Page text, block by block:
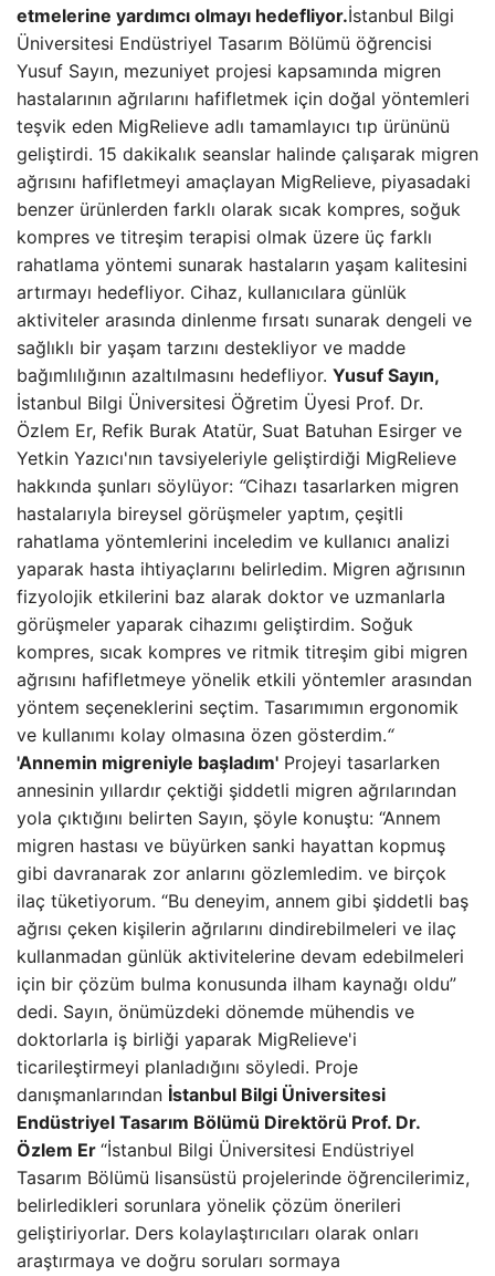
etmelerine yardımcı olmayı hedefliyor.İstanbul Bilgi
Üniversitesi Endüstriyel Tasarım Bölümü öğrencisi
Yusuf Sayın, mezuniyet projesi kapsamında migren
hastalarının ağrılarını hafifletmek için doğal yöntemleri
teşvik eden MigRelieve adlı tamamlayıcı tıp ürününü
geliştirdi. 15 dakikalık seanslar halinde çalışarak migren
ağrısını hafifletmeyi amaçlayan MigRelieve, piyasadaki
benzer ürünlerden farklı olarak sıcak kompres, soğuk
kompres ve titreşim terapisi olmak üzere üç farklı
rahatlama yöntemi sunarak hastaların yaşam kalitesini
artırmayı hedefliyor. Cihaz, kullanıcılara günlük
aktiviteler arasında dinlenme fırsatı sunarak dengeli ve
sağlıklı bir yaşam tarzını destekliyor ve madde
bağımlılığının azaltılmasını hedefliyor. Yusuf Sayın,
İstanbul Bilgi Üniversitesi Öğretim Üyesi Prof. Dr.
Özlem Er, Refik Burak Atatür, Suat Batuhan Esirger ve
Yetkin Yazıcı'nın tavsiyeleriyle geliştirdiği MigRelieve
hakkında şunları söylüyor: “Cihazı tasarlarken migren
hastalarıyla bireysel görüşmeler yaptım, çeşitli
rahatlama yöntemlerini inceledim ve kullanıcı analizi
yaparak hasta ihtiyaçlarını belirledim. Migren ağrısının
fizyolojik etkilerini baz alarak doktor ve uzmanlarla
görüşmeler yaparak cihazımı geliştirdim. Soğuk
kompres, sıcak kompres ve ritmik titreşim gibi migren
ağrısını hafifletmeye yönelik etkili yöntemler arasından
yöntem seçeneklerini seçtim. Tasarımımın ergonomik
ve kullanımı kolay olmasına özen gösterdim.“
'Annemin migreniyle başladım' Projeyi tasarlarken
annesinin yıllardır çektiği şiddetli migren ağrılarından
yola çıktığını belirten Sayın, şöyle konuştu: “Annem
migren hastası ve büyürken sanki hayattan kopmuş
gibi davranarak zor anlarını gözlemledim. ve birçok
ilaç tüketiyorum. “Bu deneyim, annem gibi şiddetli baş
ağrısı çeken kişilerin ağrılarını dindirebilmeleri ve ilaç
kullanmadan günlük aktivitelerine devam edebilmeleri
için bir çözüm bulma konusunda ilham kaynağı oldu”
dedi. Sayın, önümüzdeki dönemde mühendis ve
doktorlarla iş birliği yaparak MigRelieve'i
ticarileştirmeyi planladığını söyledi. Proje
danışmanlarından İstanbul Bilgi Üniversitesi
Endüstriyel Tasarım Bölümü Direktörü Prof. Dr.
Özlem Er “İstanbul Bilgi Üniversitesi Endüstriyel
Tasarım Bölümü lisansüstü projelerinde öğrencilerimiz,
belirledikleri sorunlara yönelik çözüm önerileri
geliştiriyorlar. Ders kolaylaştırıcıları olarak onları
araştırmaya ve doğru soruları sormaya